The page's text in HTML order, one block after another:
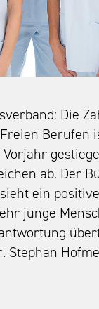
Die
Berufen
ab. Der
ein
junge
Stephan